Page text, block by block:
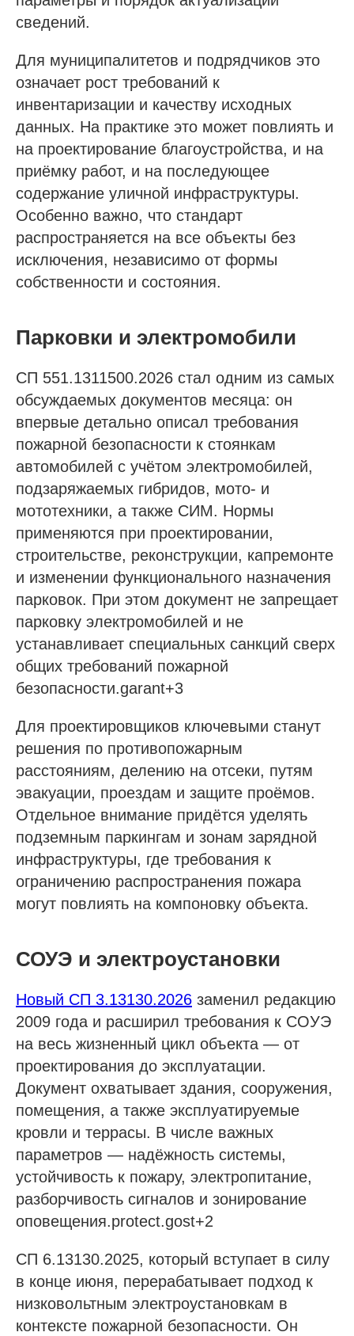
сведений.
Для муниципалитетов и подрядчиков это
означает рост требований к
инвентаризации и качеству исходных
данных. На практике это может повлиять и
на проектирование благоустройства, и на
приёмку работ, и на последующее
содержание уличной инфраструктуры.
Особенно важно, что стандарт
распространяется на все объекты без
исключения, независимо от формы
собственности и состояния.
Парковки и электромобили
СП 551.1311500.2026 стал одним из самых
обсуждаемых документов месяца: он
впервые детально описал требования
пожарной безопасности к стоянкам
автомобилей с учётом электромобилей,
подзаряжаемых гибридов, мото- и
мототехники, а также СИМ. Нормы
применяются при проектировании,
строительстве, реконструкции, капремонте
и изменении функционального назначения
парковок. При этом документ не запрещает
парковку электромобилей и не
устанавливает специальных санкций сверх
общих требований пожарной
безопасности.garant+3
Для проектировщиков ключевыми станут
решения по противопожарным
расстояниям, делению на отсеки, путям
эвакуации, проездам и защите проёмов.
Отдельное внимание придётся уделять
подземным паркингам и зонам зарядной
инфраструктуры, где требования к
ограничению распространения пожара
могут повлиять на компоновку объекта.
СОУЭ и электроустановки
Новый СП 3.13130.2026 заменил редакцию
2009 года и расширил требования к СОУЭ
на весь жизненный цикл объекта — от
проектирования до эксплуатации.
Документ охватывает здания, сооружения,
помещения, а также эксплуатируемые
кровли и террасы. В числе важных
параметров — надёжность системы,
устойчивость к пожару, электропитание,
разборчивость сигналов и зонирование
оповещения.protect.gost+2
СП 6.13130.2025, который вступает в силу
в конце июня, перерабатывает подход к
низковольтным электроустановкам в
контексте пожарной безопасности. Он